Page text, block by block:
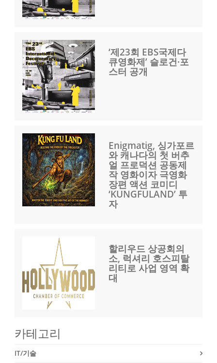
‘제23회 EBS국제다
큐영화제’ 슬로건·포
스터 공개
Enigmatig, 싱가포르
와 캐나다의 첫 버추
얼 프로덕션 공동제
작 영화이자 극영화
장편 액션 코미디
‘KUNGFULAND’ 투
자
할리우드 상공회의
소, 럭셔리 호스피탈
리티로 사업 영역 확
대
카테고리
IT/기술